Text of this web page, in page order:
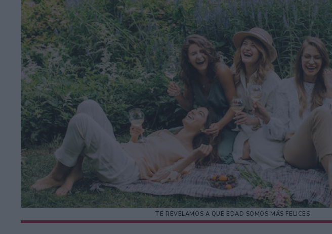
TE REVELAMOS A QUE EDAD SOMOS MÁS FELICES